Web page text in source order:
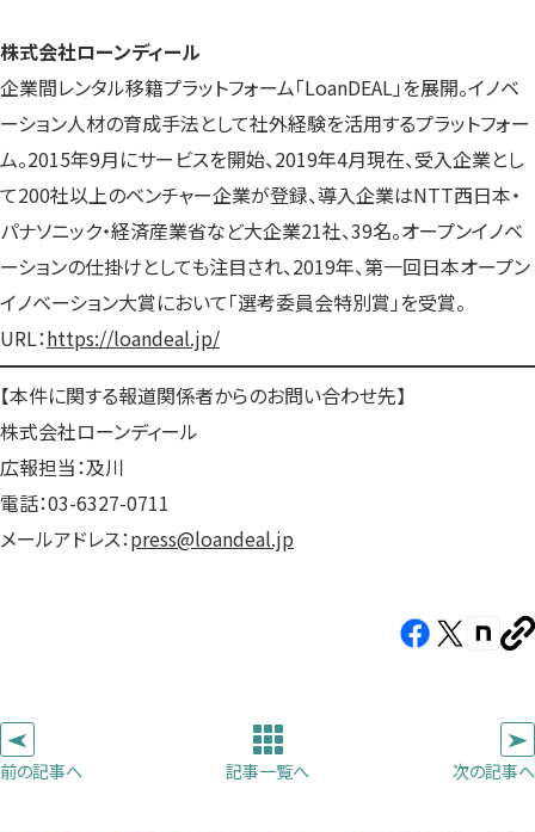
株式会社ローンディール
企業間レンタル移籍プラットフォーム「LoanDEAL」を展開。イノベ
ーション人材の育成手法として社外経験を活用するプラットフォー
ム。2015年9月にサービスを開始、2019年4月現在、受入企業とし
て200社以上のベンチャー企業が登録、導入企業はNTT西日本・
パナソニック・経済産業省など大企業21社、39名。オープンイノベ
ーションの仕掛けとしても注目され、2019年、第一回日本オープン
イノベーション大賞において「選考委員会特別賞」を受賞。
URL：https://loandeal.jp/
【本件に関する報道関係者からのお問い合わせ先】
株式会社ローンディール
広報担当：及川
電話：03-6327-0711
メールアドレス：press@loandeal.jp
Facebook（新
X（新 note（新
で
ー
前の記事へ 記事一覧へ 次の記事へ